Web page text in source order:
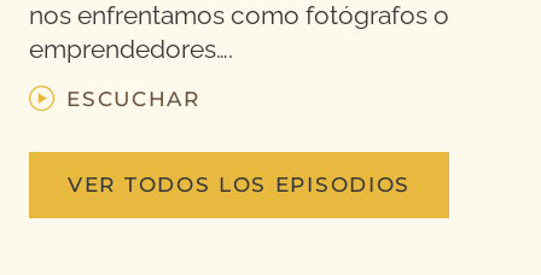
nos enfrentamos como fotógrafos o
emprendedores….
ESCUCHAR
VER TODOS LOS EPISODIOS